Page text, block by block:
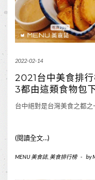
2022-02-14
2021台中美食排
3都由這類食物包下
台中絕對是台灣美食之都
(閱讀全文…)
MENU 美食誌, 美食排行榜 - by